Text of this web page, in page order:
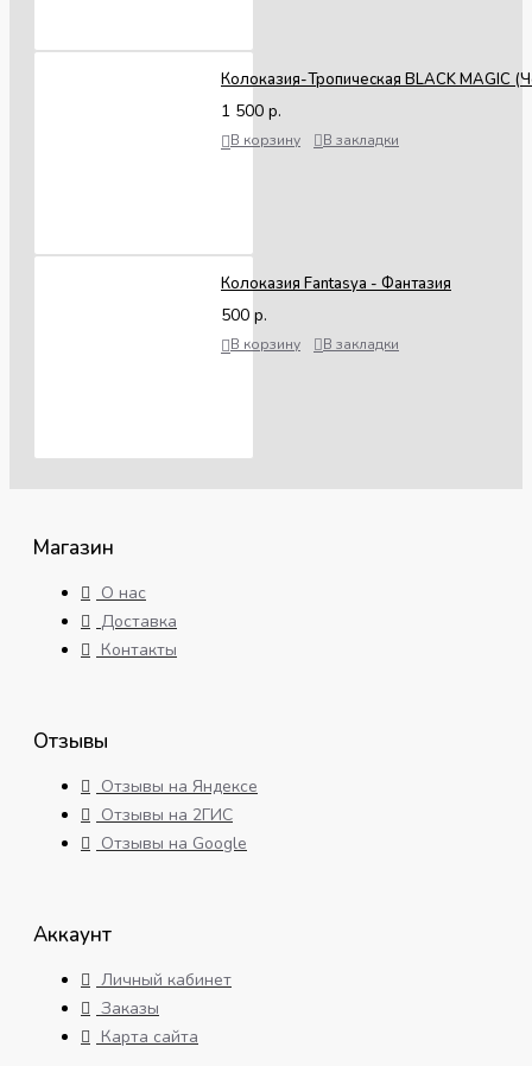
Колоказия-Тропическая BLACK MAGIC
1 500 р.
В корзину В закладки
Колоказия Fantasya - Фантазия
500 р.
В корзину В закладки
Магазин
О нас
Доставка
Контакты
Отзывы
Отзывы на Яндексе
Отзывы на 2ГИС
Отзывы на Google
Аккаунт
Личный кабинет
Заказы
Карта сайта